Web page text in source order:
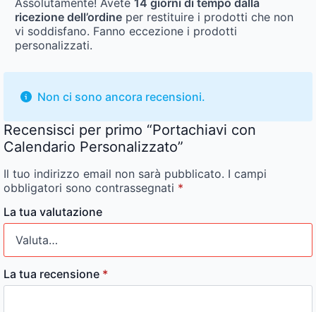
Assolutamente! Avete 14 giorni di tempo dalla
ricezione dell’ordine per restituire i prodotti che non
vi soddisfano. Fanno eccezione i prodotti
personalizzati.
Non ci sono ancora recensioni.
Recensisci per primo “Portachiavi con
Calendario Personalizzato”
Il tuo indirizzo email non sarà pubblicato. I campi
obbligatori sono contrassegnati *
La tua valutazione
La tua recensione *